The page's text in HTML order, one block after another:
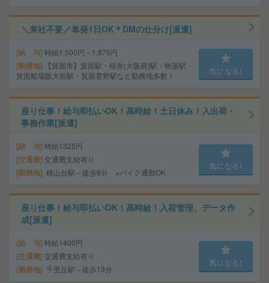
＼来社不要／単発1日OK＊DMの仕分け[派遣]
給 与 時給1,500円～1,875円
勤務地
【箕面市】箕面駅・桜井(大阪府)駅・牧落駅・
箕面船場阪大前駅・箕面萱野駅など勤務地多数！
気になる!
座り仕事！給与即払いOK！高時給！土日休み！入出荷・
事務作業[派遣]
給 与 時給1325円
交通費 交通費支給有り
勤務地 桃山台駅～徒歩8分 ※バイク通勤OK
気になる!
座り仕事！給与即払いOK！高時給！入荷管理、データ作
成[派遣]
給 与 時給1400円
交通費 交通費支給有り
勤務地 千里丘駅～徒歩13分
気になる!